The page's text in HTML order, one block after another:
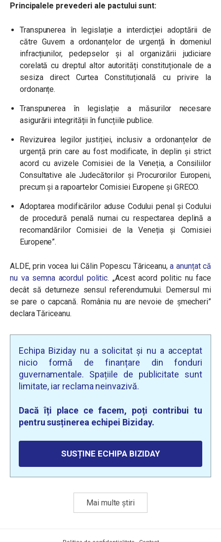
Principalele prevederi ale pactului sunt:
Transpunerea în legislație a interdicției adoptării de
către Guvern a ordonanțelor de urgență în domeniul
infracțiunilor, pedepselor și al organizării judiciare
corelată cu dreptul altor autorități constituționale de a
sesiza direct Curtea Constituțională cu privire la
ordonanțe.
Transpunerea în legislație a măsurilor necesare
asigurării integrității în funcțiile publice.
Revizuirea legilor justiției, inclusiv a ordonanțelor de
urgență prin care au fost modificate, în deplin și strict
acord cu avizele Comisiei de la Veneția, a Consiliilor
Consultative ale Judecătorilor și Procurorilor Europeni,
precum și a rapoartelor Comisiei Europene și GRECO.
Adoptarea modificărilor aduse Codului penal și Codului
de procedură penală numai cu respectarea deplină a
recomandărilor Comisiei de la Veneția și Comisiei
Europene”.
ALDE, prin vocea lui Călin Popescu Tăriceanu,a anunțat că
nu va semna acordul politic. „Acest acord politic nu face
decât să deturneze sensul referendumului. Demersul mi
se pare o capcană. România nu are nevoie de șmecheri”
declara Tăriceanu.
Echipa Biziday nu a solicitat și nu a acceptat
nicio formă de finanțare din fonduri
guvernamentale. Spațiile de publicitate sunt
limitate, iar reclama neinvazivă.
Dacă îți place ce facem, poți contribui tu
pentru susținerea echipei Biziday.
SUSȚINE ECHIPA BIZIDAY
Mai multe știri